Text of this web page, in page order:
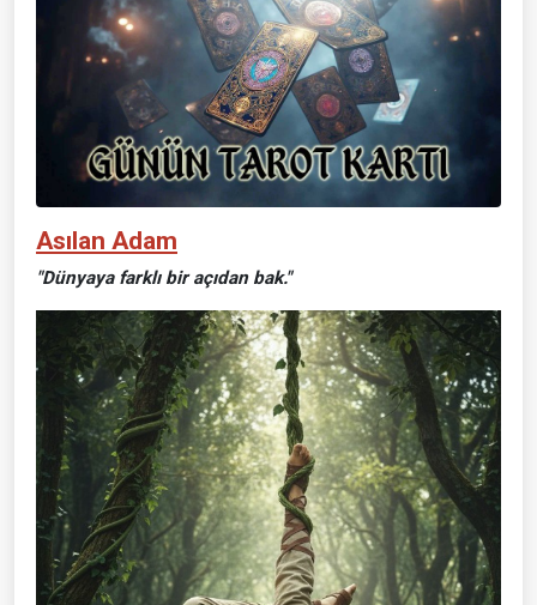
Asılan Adam
"Dünyaya farklı bir açıdan bak."